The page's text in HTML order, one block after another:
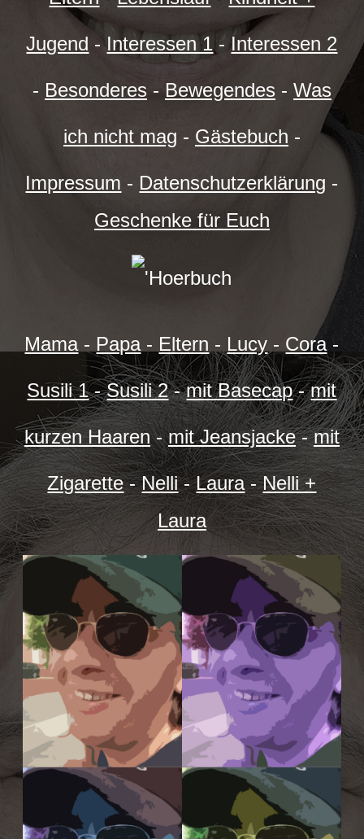
Jugend -Interessen 1 -Interessen 2
- Besonderes- Bewegendes- Was
ich nicht mag - Gästebuch -
Impressum - Datenschutzerklärung -
Geschenke für Euch
Mama- Papa- Eltern - Lucy - Cora-
Susili 1-Susili 2-mit Basecap-mit
kurzen Haaren-mit Jeansjacke-mit
Zigarette-Nelli-Laura-Nelli +
Laura